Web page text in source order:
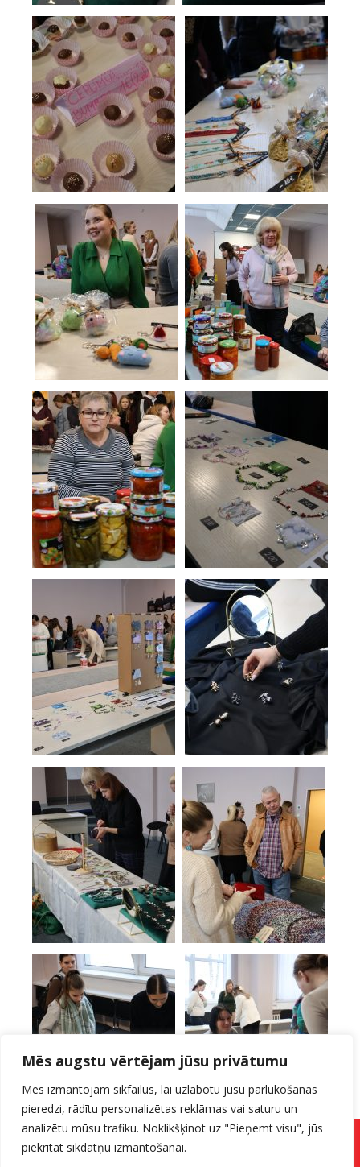
Mēs augstu vērtējam jūsu privātumu
Mēs izmantojam sīkfailus, lai uzlabotu jūsu pārlūkošanas
pieredzi, rādītu personalizētas reklāmas vai saturu un
analizētu mūsu trafiku. Noklikšķinot uz "Pieņemt visu", jūs
piekrītat sīkdatņu izmantošanai.
Pieteikuma forma